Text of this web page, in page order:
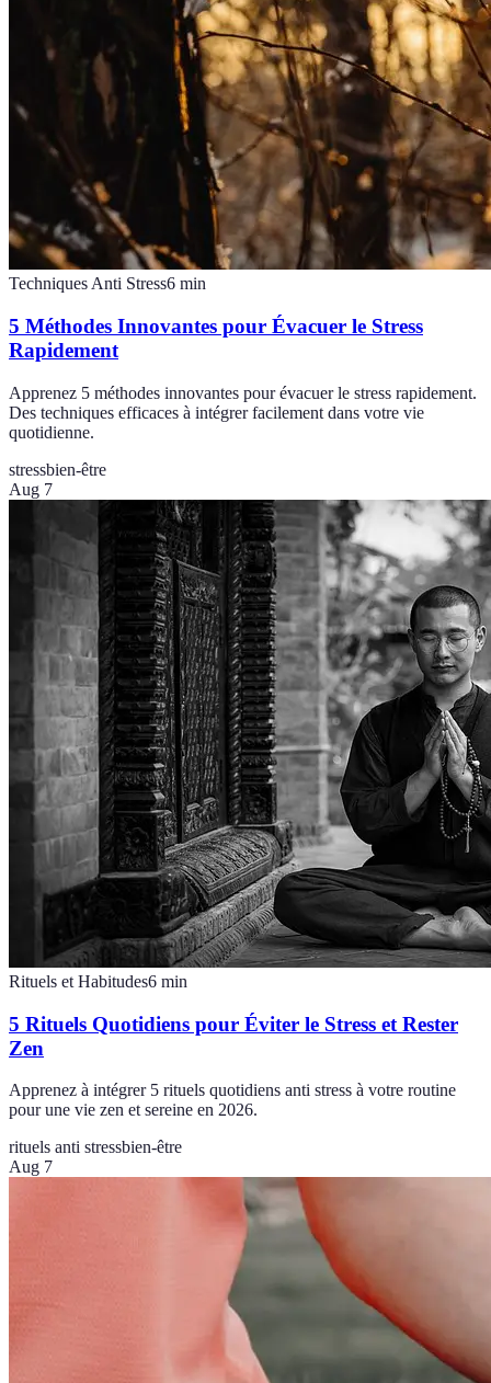
Techniques Anti Stress6 min
5 Méthodes Innovantes pour Évacuer le Stress
Rapidement
Apprenez 5 méthodes innovantes pour évacuer le stress rapidement.
Des techniques efficaces à intégrer facilement dans votre vie
quotidienne.
stressbien-être
Aug 7
Rituels et Habitudes6 min
5 Rituels Quotidiens pour Éviter le Stress et Rester
Zen
Apprenez à intégrer 5 rituels quotidiens anti stress à votre routine
pour une vie zen et sereine en 2026.
rituels anti stressbien-être
Aug 7